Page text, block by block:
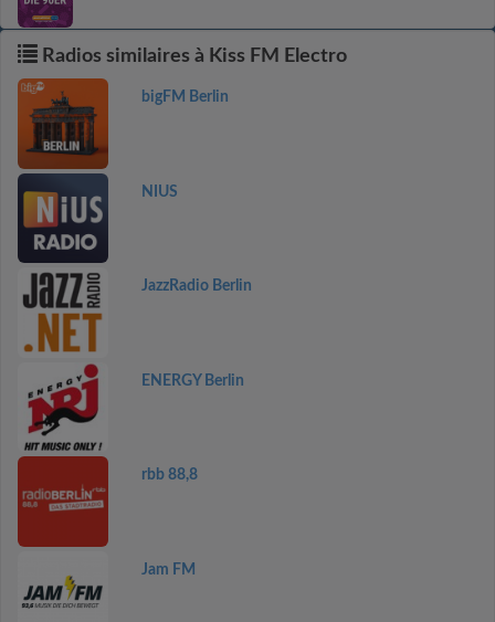
Radios similaires à Kiss FM Electro
bigFM Berlin
NIUS
JazzRadio Berlin
ENERGY Berlin
rbb 88,8
Jam FM